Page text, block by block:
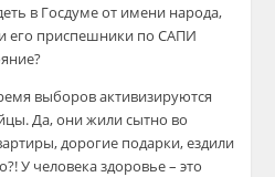
в Госдуме от имени народа,
его приспешники по САПИ
выборов активизируются
Да, они жили сытно во
дорогие подарки, ездили
У человека здоровье – это